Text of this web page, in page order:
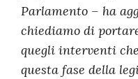
Parlamento – ha
chiediamo di
quegli interventi
questa fase della